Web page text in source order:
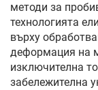
методи за
технологията
върху
деформация на
изключителна
забележителна